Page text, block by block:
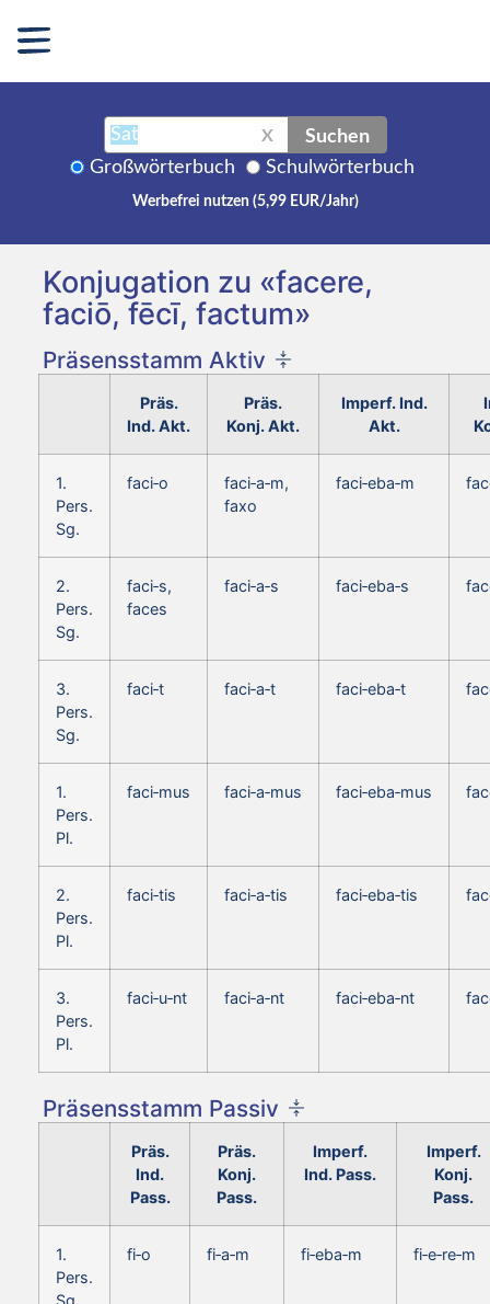
X Suchen
Großwörterbuch Schulwörterbuch
Werbefrei nutzen (5,99 EUR/Jahr)
Konjugation zu «facere,
faciō, fēcī, factum»
Präsensstamm Aktiv
Präs.
Ind. Akt.
Präs.
Konj. Akt.
Imperf. Ind.
Akt.
1.
Pers.
Sg.
faci‑o
faci‑a‑m,
faxo
faci‑eba‑m
2.
Pers.
Sg.
faci‑s,
faces
faci‑a‑s faci‑eba‑s
3.
Pers.
Sg.
faci‑t faci‑a‑t faci‑eba‑t
1.
Pers.
Pl.
faci‑mus faci‑a‑mus faci‑eba‑mus
2.
Pers.
Pl.
faci‑tis faci‑a‑tis faci‑eba‑tis
3.
Pers.
Pl.
faci‑u‑nt faci‑a‑nt faci‑eba‑nt
Präsensstamm Passiv
Präs.
Ind.
Pass.
Präs.
Konj.
Pass.
Imperf.
Ind. Pass.
Imperf.
Konj.
Pass.
1.
Pers.
Sg.
fi‑o fi‑a‑m fi‑eba‑m fi‑e‑re‑m